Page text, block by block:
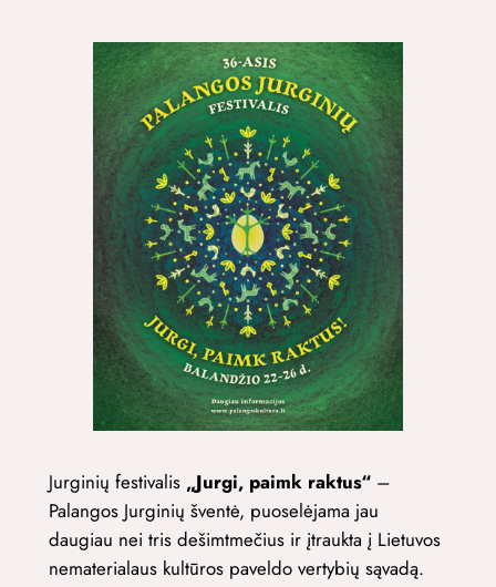
Jurginių festivalis „Jurgi, paimk raktus“–
Palangos Jurginių šventė, puoselėjama jau
daugiau nei tris dešimtmečius ir įtraukta į Lietuvos
nematerialaus kultūros paveldo vertybių sąvadą.